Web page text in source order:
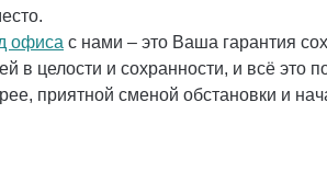
офиса с нами – это Ваша гарантия
в целости и сохранности, и всё
приятной сменой обстановки и